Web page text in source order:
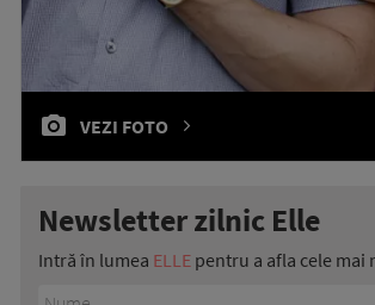
VEZI FOTO
Newsletter zilnic Elle
Intră în lumea ELLE pentru a afla cele mai